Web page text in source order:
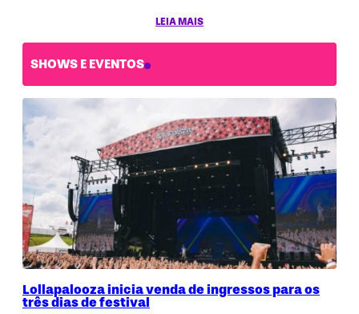
LEIA MAIS
SHOWS E EVENTOS
Lollapalooza inicia venda de ingressos para os
três dias de festival